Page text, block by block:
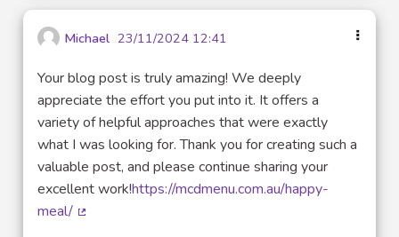
Michael 23/11/2024 12:41
Your blog post is truly amazing! We deeply
appreciate the effort you put into it. It offers a
variety of helpful approaches that were exactly
what I was looking for. Thank you for creating such a
valuable post, and please continue sharing your
excellent work!https://mcdmenu.com.au/happy-
meal/